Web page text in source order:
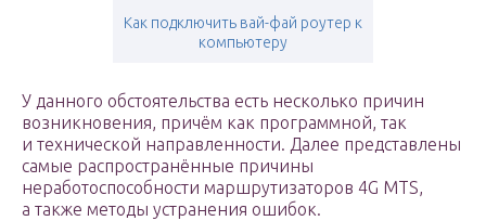
Как подключить вай-фай роутер к
компьютеру
У данного обстоятельства есть несколько причин
возникновения, причём как программной, так
и технической направленности. Далее представлены
самые распространённые причины
неработоспособности маршрутизаторов 4G MTS,
а также методы устранения ошибок.